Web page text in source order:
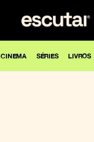
CINEMA SÉRIES LIVROS